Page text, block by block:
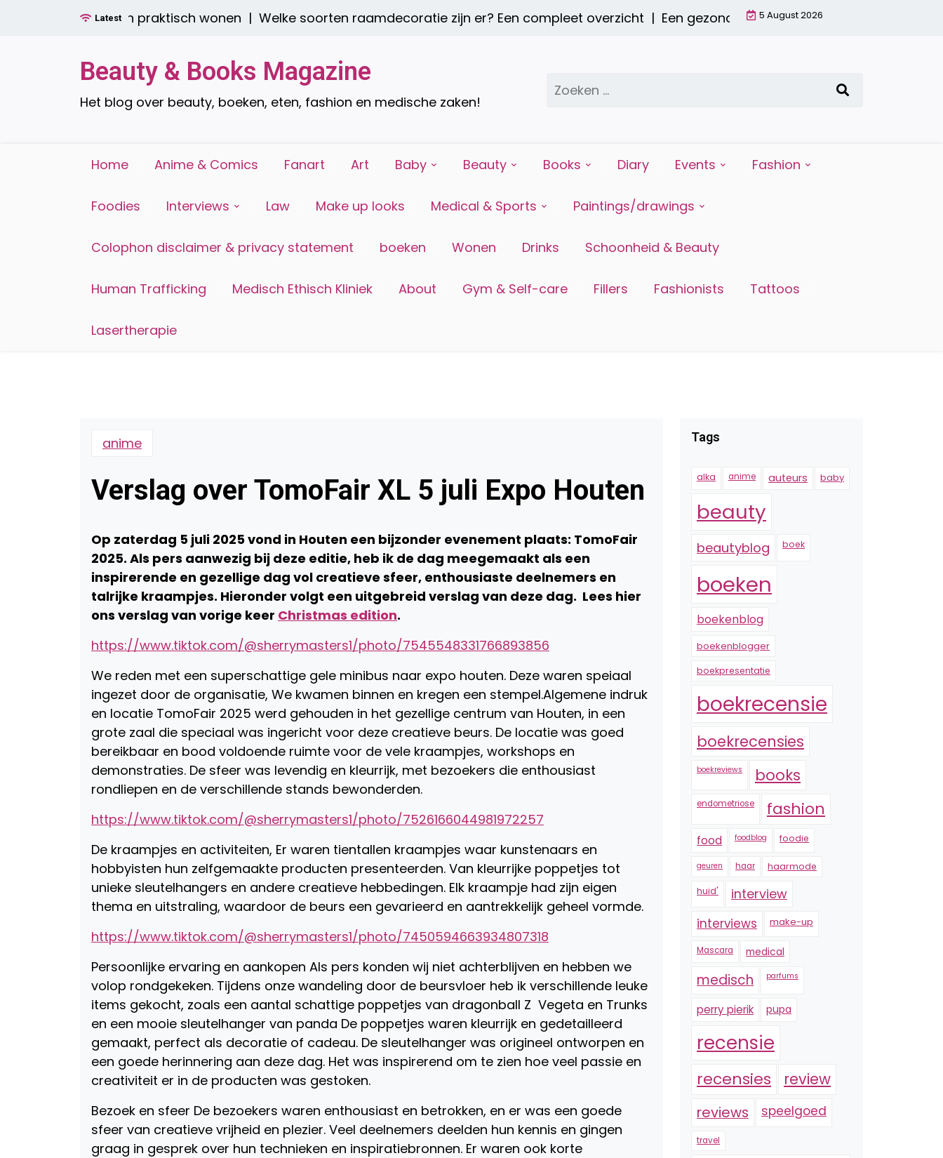
Latest
boren: stijlvol én praktisch wonen |Welke soorten raamdecoratie zijn er? Een compleet overzicht |Een gezond ontbijt met een smoothie:
5 August 2026
Beauty & Books Magazine
Het blog over beauty, boeken, eten, fashion en medische zaken!
Zoeken
naar:
Home Anime & Comics Fanart Art Baby Beauty Books Diary Events Fashion
Foodies Interviews Law Make up looks Medical & Sports Paintings/drawings
Colophon disclaimer & privacy statement boeken Wonen Drinks Schoonheid & Beauty
Human Trafficking Medisch Ethisch Kliniek About Gym & Self-care Fillers Fashionists Tattoos
Lasertherapie
anime
Verslag over TomoFair XL 5 juli Expo Houten
Op zaterdag 5 juli 2025 vond in Houten een bijzonder evenement plaats: TomoFair
2025. Als pers aanwezig bij deze editie, heb ik de dag meegemaakt als een
inspirerende en gezellige dag vol creatieve sfeer, enthousiaste deelnemers en
talrijke kraampjes. Hieronder volgt een uitgebreid verslag van deze dag. Lees hier
ons verslag van vorige keer Christmas edition.
https://www.tiktok.com/@sherrymasters1/photo/7545548331766893856
We reden met een superschattige gele minibus naar expo houten. Deze waren speiaal
ingezet door de organisatie, We kwamen binnen en kregen een stempel.Algemene indruk
en locatie TomoFair 2025 werd gehouden in het gezellige centrum van Houten, in een
grote zaal die speciaal was ingericht voor deze creatieve beurs. De locatie was goed
bereikbaar en bood voldoende ruimte voor de vele kraampjes, workshops en
demonstraties. De sfeer was levendig en kleurrijk, met bezoekers die enthousiast
rondliepen en de verschillende stands bewonderden.
https://www.tiktok.com/@sherrymasters1/photo/7526166044981972257
De kraampjes en activiteiten, Er waren tientallen kraampjes waar kunstenaars en
hobbyisten hun zelfgemaakte producten presenteerden. Van kleurrijke poppetjes tot
unieke sleutelhangers en andere creatieve hebbedingen. Elk kraampje had zijn eigen
thema en uitstraling, waardoor de beurs een gevarieerd en aantrekkelijk geheel vormde.
https://www.tiktok.com/@sherrymasters1/photo/7450594663934807318
Persoonlijke ervaring en aankopen Als pers konden wij niet achterblijven en hebben we
volop rondgekeken. Tijdens onze wandeling door de beursvloer heb ik verschillende leuke
items gekocht, zoals een aantal schattige poppetjes van dragonball Z Vegeta en Trunks
en een mooie sleutelhanger van panda De poppetjes waren kleurrijk en gedetailleerd
gemaakt, perfect als decoratie of cadeau. De sleutelhanger was origineel ontworpen en
een goede herinnering aan deze dag. Het was inspirerend om te zien hoe veel passie en
creativiteit er in de producten was gestoken.
Bezoek en sfeer De bezoekers waren enthousiast en betrokken, en er was een goede
sfeer van creatieve vrijheid en plezier. Veel deelnemers deelden hun kennis en gingen
graag in gesprek over hun technieken en inspiratiebronnen. Er waren ook korte
Tags
alka anime auteurs baby
beauty
beautyblog boek
boeken
boekenblog
boekenblogger
boekpresentatie
boekrecensie
boekrecensies
boekreviews books
endometriose fashion
food foodblog foodie
geuren haar haarmode
huid' interview
interviews make-up
Mascara medical
medisch parfums
perry pierik pupa
recensie
recensies review
reviews speelgoed
travel